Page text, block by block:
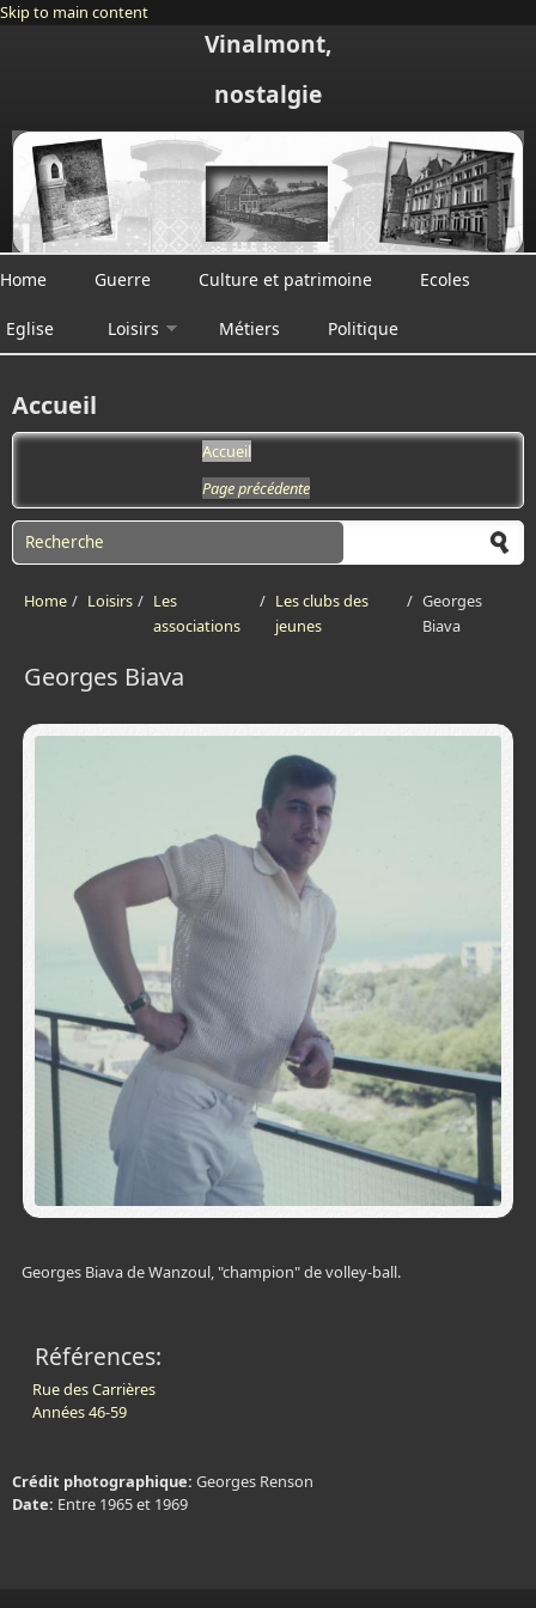
Skip to main content
Vinalmont,
nostalgie
Home Guerre Culture et patrimoine Ecoles
Eglise Loisirs Métiers Politique
Accueil
Accueil
Page précédente
Search form
Home / Loisirs / Les
associations
/ Les clubs des
jeunes
/ Georges
Biava
Georges Biava
Georges Biava de Wanzoul, "champion" de volley-ball.
Références:
Rue des Carrières
Années 46-59
Crédit photographique: Georges Renson
Date: Entre 1965 et 1969